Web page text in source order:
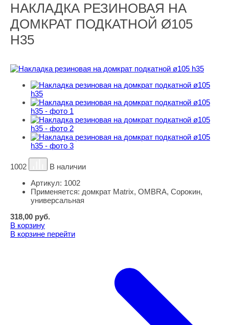
НАКЛАДКА РЕЗИНОВАЯ НА
ДОМКРАТ ПОДКАТНОЙ Ø105
H35
1002
В наличии
Артикул: 1002
Применяется: домкрат Matrix, OMBRA, Сорокин,
универсальная
318,00 руб.
В корзину
В корзине перейти